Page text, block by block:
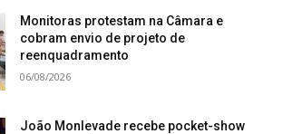
Monitoras protestam na Câmara e
cobram envio de projeto de
reenquadramento
06/08/2026
João Monlevade recebe pocket-show